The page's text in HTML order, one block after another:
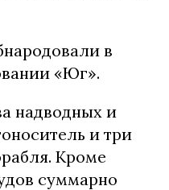
в
«Юг».
надводных и
и три
Кроме
суммарно